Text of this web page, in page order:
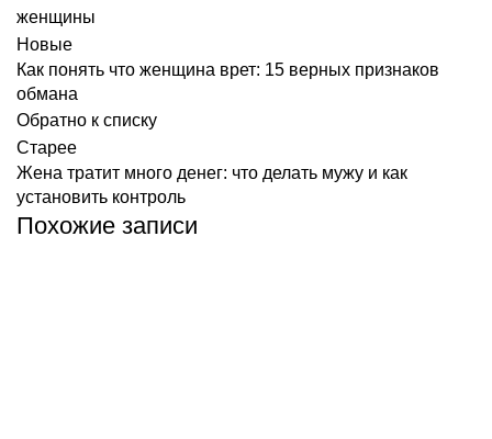
женщины
Новые
Как понять что женщина врет: 15 верных признаков
обмана
Обратно к списку
Старее
Жена тратит много денег: что делать мужу и как
установить контроль
Похожие записи